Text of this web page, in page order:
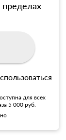
пределах
для всех
5 000 руб.